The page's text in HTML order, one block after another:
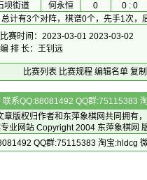
坝街道 何永恒 0
0 : 0
总计有3个对阵，棋谱0个，先手1次，
比赛时间：2023-03-01 2023-03-02
编 排 长：王钊远
比赛列表 比赛规程 编辑名单 复
联系QQ:88081492 QQ群:75115383
章版权归作者和 东萍象棋网共同拥有
业网站 Copyright 2004 东萍象棋网
QQ群:75115383 淘宝:hldcg